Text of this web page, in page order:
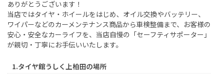
ありがとうございます！
当店ではタイヤ・ホイールをはじめ、オイル交換やバッテリー、
ワイパーなどのカーメンテナンス商品から車検整備まで、お客様の
安心・安全なカーライフを、当店自慢の「セーフティサポーター」
が親切・丁寧にお手伝いいたします。
1.タイヤ館うしく上柏田の場所